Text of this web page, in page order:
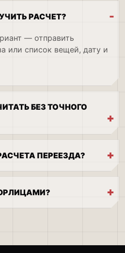
РАСЧЕТ?
— отправить
или список вещей, дату и
БЕЗ ТОЧНОГО
ПЕРЕЕЗДА?